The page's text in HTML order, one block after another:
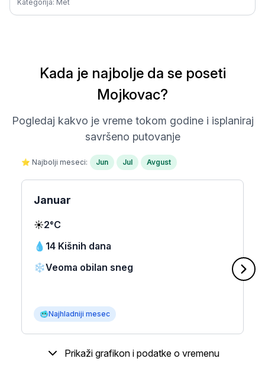
Kategorija: Met
Kada je najbolje da se poseti
Mojkovac?
Pogledaj kakvo je vreme tokom godine i isplaniraj
savršeno putovanje
⭐ Najbolji meseci: Jun Jul Avgust
Januar
☀️2°C
💧 14 Kišnih dana
❄️Veoma obilan sneg
🥶Najhladniji mesec
Prikaži grafikon i podatke o vremenu